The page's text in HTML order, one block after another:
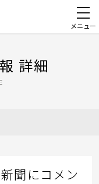
メニュー
詳細
聞にコメン